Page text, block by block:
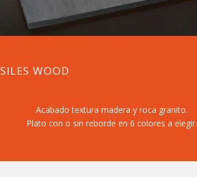
SILES WOOD
Acabado textura madera y roca granito.
Plato con o sin reborde en 6 colores a elegir.